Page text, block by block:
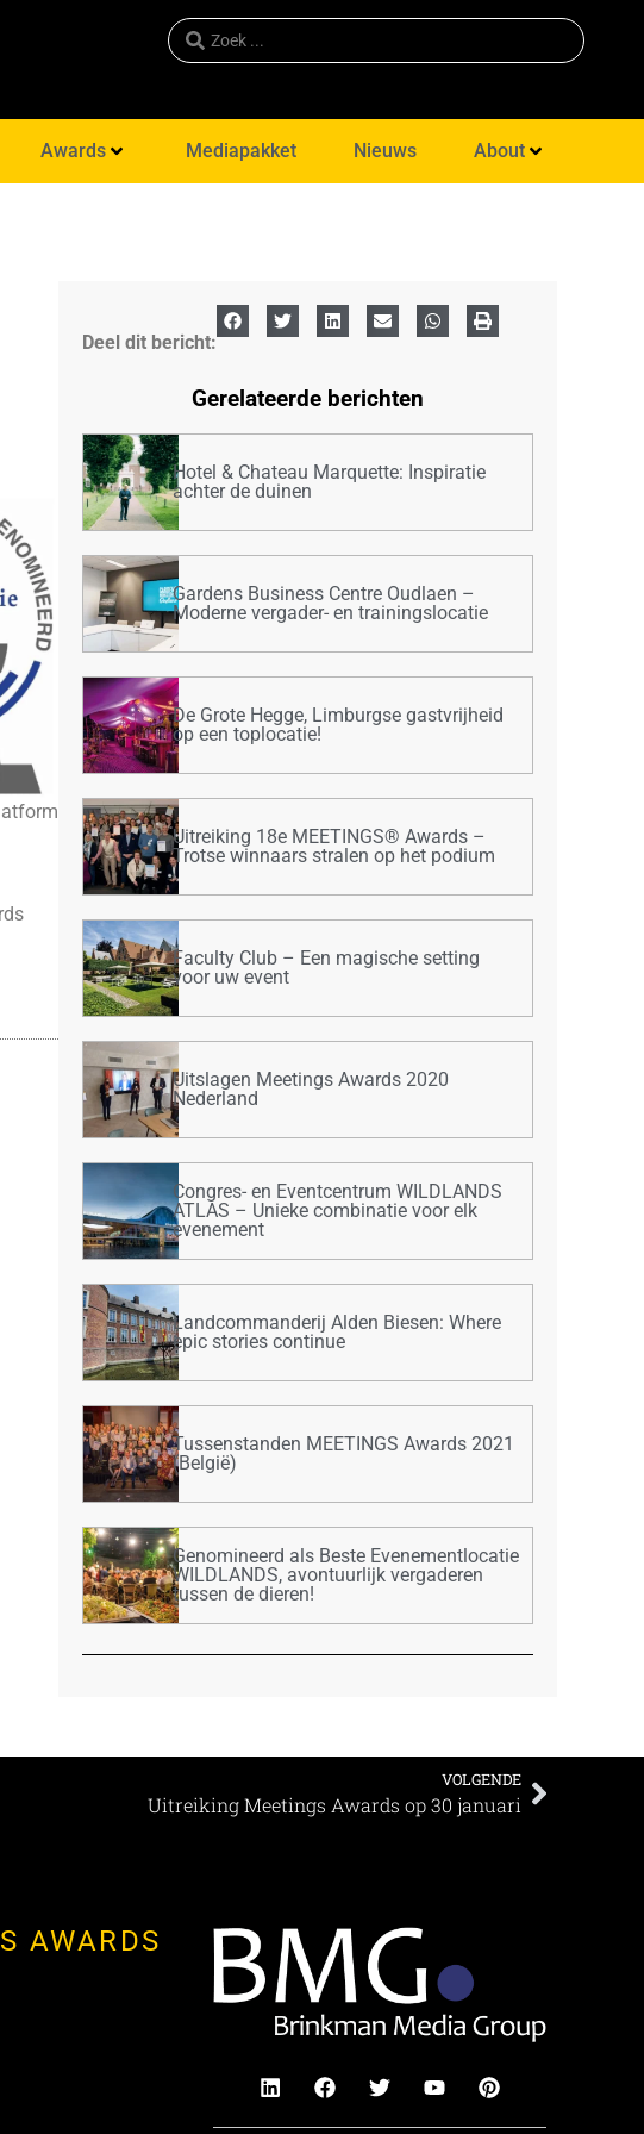
Awards Mediapakket Nieuws About
Deel dit bericht:
Gerelateerde berichten
Hotel & Chateau Marquette: Inspiratie
achter de duinen
Gardens Business Centre Oudlaen –
Moderne vergader- en trainingslocatie
De Grote Hegge, Limburgse gastvrijheid
op een toplocatie!
Uitreiking 18e MEETINGS® Awards –
Trotse winnaars stralen op het podium
Faculty Club – Een magische setting
voor uw event
Uitslagen Meetings Awards 2020
Nederland
Congres- en Eventcentrum WILDLANDS
ATLAS – Unieke combinatie voor elk
evenement
Landcommanderij Alden Biesen: Where
epic stories continue
Tussenstanden MEETINGS Awards 2021
(België)
Genomineerd als Beste Evenementlocatie
WILDLANDS, avontuurlijk vergaderen
tussen de dieren!
VOLGENDE
Uitreiking Meetings Awards op 30 januari
AWARDS